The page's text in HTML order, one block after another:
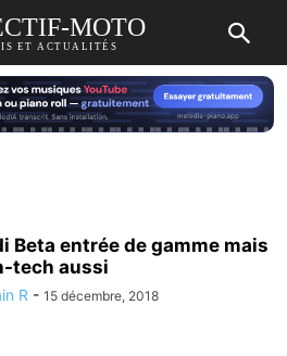
MOTO
ET ACTUALITÉS
Beta entrée de gamme mais
tech aussi
R - 15 décembre, 2018